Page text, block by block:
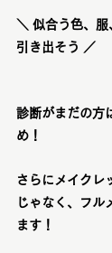
＼ 似合う色、
引き出そう ／
診断がまだの方
め！
さらにメイクレ
じゃなく、フル
ます！